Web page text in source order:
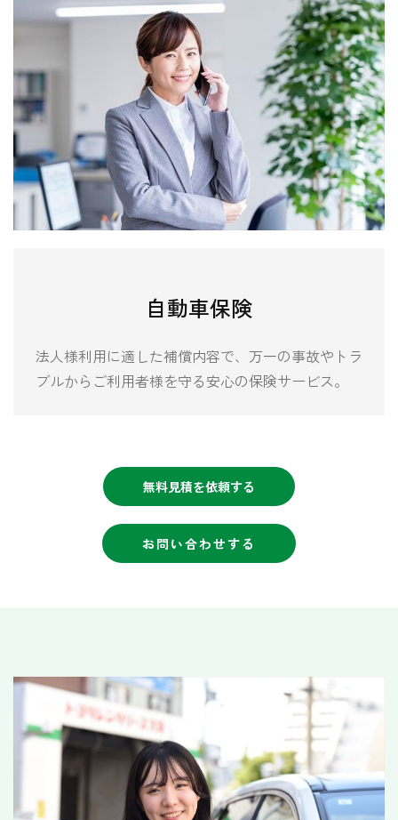
自動車保険
法人様利用に適した補償内容で、万一の事故やトラ
ブルからご利用者様を守る安心の保険サービス。
無料見積を依頼する
お問い合わせする